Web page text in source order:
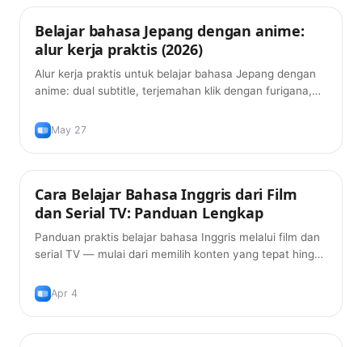
Metode Belajar
Belajar bahasa Jepang dengan anime:
alur kerja praktis (2026)
Alur kerja praktis untuk belajar bahasa Jepang dengan
anime: dual subtitle, terjemahan klik dengan furigana,
May 27
Metode Belajar
Cara Belajar Bahasa Inggris dari Film
dan Serial TV: Panduan Lengkap
Panduan praktis belajar bahasa Inggris melalui film dan
serial TV — mulai dari memilih konten yang tepat hingga
pengulangan berjarak.
Apr 4